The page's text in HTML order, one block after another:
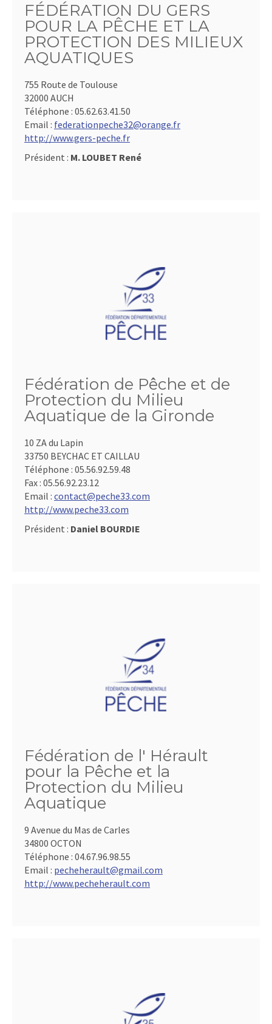
FÉDÉRATION DU GERS
POUR LA PÊCHE ET LA
PROTECTION DES MILIEUX
AQUATIQUES
755 Route de Toulouse
32000 AUCH
Téléphone : 05.62.63.41.50
Email : federationpeche32@orange.fr
http://www.gers-peche.fr
Président : M. LOUBET René
Fédération de Pêche et de
Protection du Milieu
Aquatique de la Gironde
10 ZA du Lapin
33750 BEYCHAC ET CAILLAU
Téléphone : 05.56.92.59.48
Fax : 05.56.92.23.12
Email : contact@peche33.com
http://www.peche33.com
Président : Daniel BOURDIE
Fédération de l' Hérault
pour la Pêche et la
Protection du Milieu
Aquatique
9 Avenue du Mas de Carles
34800 OCTON
Téléphone : 04.67.96.98.55
Email : pecheherault@gmail.com
http://www.pecheherault.com